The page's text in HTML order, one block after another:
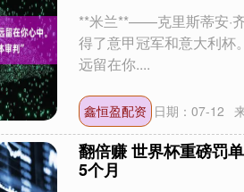
**米兰**——克里斯蒂安·
得了意甲冠军和意大利杯
远留在你....
鑫恒盈配资 日期：07-12
翻倍赚 世界杯重磅罚
5个月